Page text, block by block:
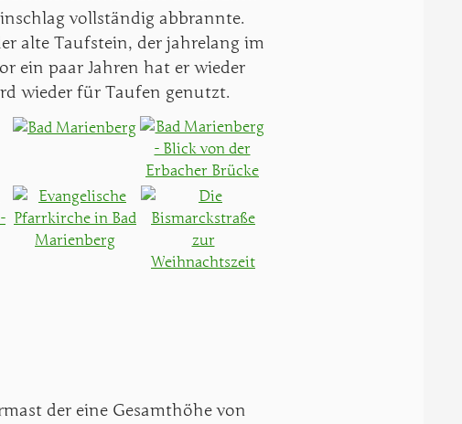
vollständig abbrannte.
alte Taufstein, der jahrelang im
ein paar Jahren hat er wieder
wieder für Taufen genutzt.
der eine Gesamthöhe von